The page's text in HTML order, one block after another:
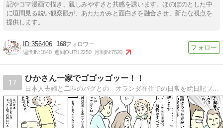
記やコマ漫画で描き、親しみやすさと共感を誘います。ほのぼのとした中
に垣間見る鋭い観察眼が、あたたかみと面白さを融合させ、新たな視点を
提供します。
356406 168
週間IN:1840 週間OUT:12250 月間IN:7520
17
ひかさん一家でゴゴッゴッー！！
日本人夫婦と二匹のパグとの、オランダ在住での日常を絵日記ブログで描いてます。